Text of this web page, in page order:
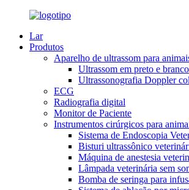
Lar
Produtos
Aparelho de ultrassom para
Ultrassom em preto e branco
Ultrassonografia Doppler
ECG
Radiografia digital
Monitor de Paciente
Instrumentos cirúrgicos para
Sistema de Endoscopia
Bisturi ultrassônico
Máquina de anestesia
Lâmpada veterinária sem
Bomba de seringa para